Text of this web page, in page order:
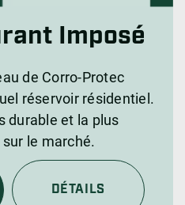
Imposé
de Corro-Protec
réservoir résidentiel.
durable et la plus
le marché.
DÉTAILS